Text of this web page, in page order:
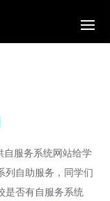
自服务系统网站给学
列自助服务，同学们
是否有自服务系统